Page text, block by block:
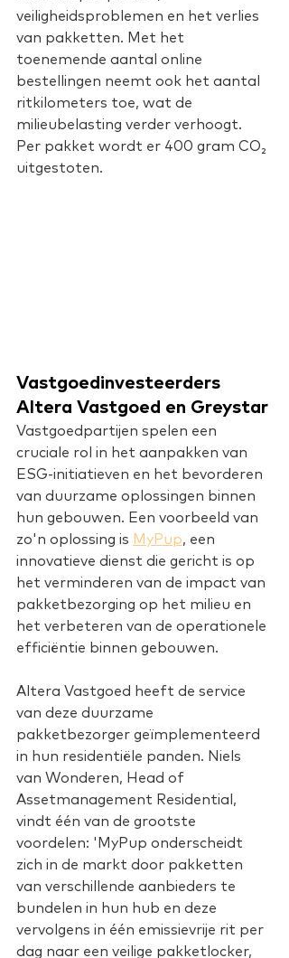
veiligheidsproblemen en het verlies
van pakketten. Met het
toenemende aantal online
bestellingen neemt ook het aantal
ritkilometers toe, wat de
milieubelasting verder verhoogt.
Per pakket wordt er 400 gram CO₂
uitgestoten.
Vastgoedinvesteerders
Altera Vastgoed en Greystar
Vastgoedpartijen spelen een
cruciale rol in het aanpakken van
ESG-initiatieven en het bevorderen
van duurzame oplossingen binnen
hun gebouwen. Een voorbeeld van
zo'n oplossing is MyPup, een
innovatieve dienst die gericht is op
het verminderen van de impact van
pakketbezorging op het milieu en
het verbeteren van de operationele
efficiëntie binnen gebouwen.
Altera Vastgoed heeft de service
van deze duurzame
pakketbezorger geïmplementeerd
in hun residentiële panden. Niels
van Wonderen, Head of
Assetmanagement Residential,
vindt één van de grootste
voordelen: 'MyPup onderscheidt
zich in de markt door pakketten
van verschillende aanbieders te
bundelen in hun hub en deze
vervolgens in één emissievrije rit per
dag naar een veilige pakketlocker,